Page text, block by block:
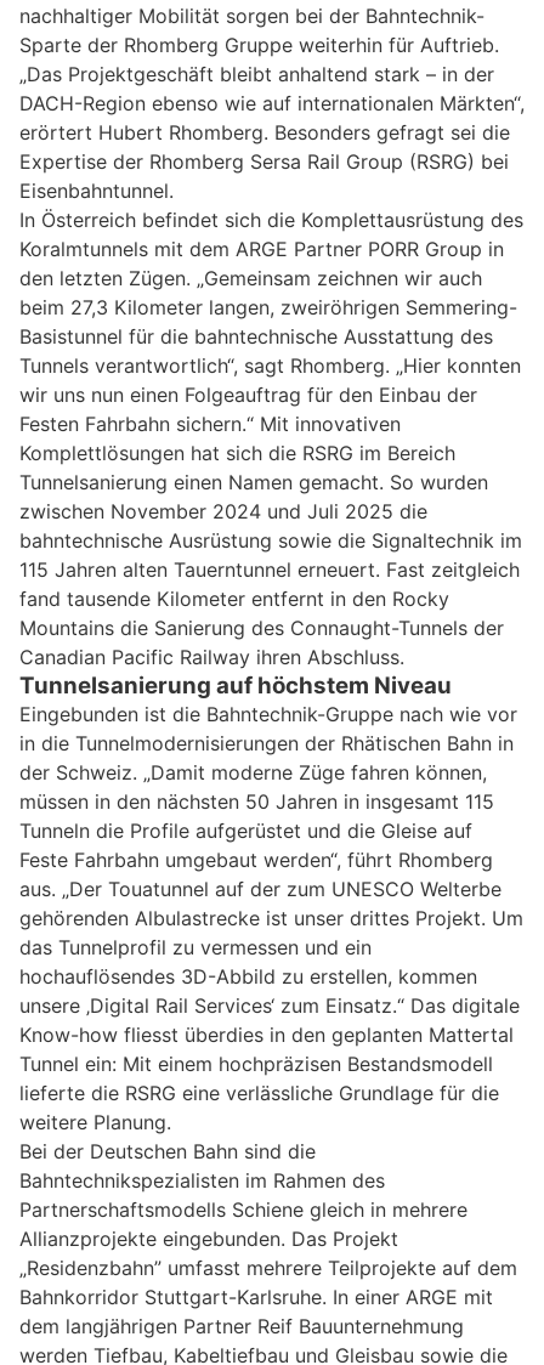
nachhaltiger Mobilität sorgen bei der Bahntechnik-
Sparte der Rhomberg Gruppe weiterhin für Auftrieb.
„Das Projektgeschäft bleibt anhaltend stark – in der
DACH-Region ebenso wie auf internationalen Märkten“,
erörtert Hubert Rhomberg. Besonders gefragt sei die
Expertise der Rhomberg Sersa Rail Group (RSRG) bei
Eisenbahntunnel.
In Österreich befindet sich die Komplettausrüstung des
Koralmtunnels mit dem ARGE Partner PORR Group in
den letzten Zügen. „Gemeinsam zeichnen wir auch
beim 27,3 Kilometer langen, zweiröhrigen Semmering-
Basistunnel für die bahntechnische Ausstattung des
Tunnels verantwortlich“, sagt Rhomberg. „Hier konnten
wir uns nun einen Folgeauftrag für den Einbau der
Festen Fahrbahn sichern.“ Mit innovativen
Komplettlösungen hat sich die RSRG im Bereich
Tunnelsanierung einen Namen gemacht. So wurden
zwischen November 2024 und Juli 2025 die
bahntechnische Ausrüstung sowie die Signaltechnik im
115 Jahren alten Tauerntunnel erneuert. Fast zeitgleich
fand tausende Kilometer entfernt in den Rocky
Mountains die Sanierung des Connaught-Tunnels der
Canadian Pacific Railway ihren Abschluss.
Tunnelsanierung auf höchstem Niveau
Eingebunden ist die Bahntechnik-Gruppe nach wie vor
in die Tunnelmodernisierungen der Rhätischen Bahn in
der Schweiz. „Damit moderne Züge fahren können,
müssen in den nächsten 50 Jahren in insgesamt 115
Tunneln die Profile aufgerüstet und die Gleise auf
Feste Fahrbahn umgebaut werden“, führt Rhomberg
aus. „Der Touatunnel auf der zum UNESCO Welterbe
gehörenden Albulastrecke ist unser drittes Projekt. Um
das Tunnelprofil zu vermessen und ein
hochauflösendes 3D-Abbild zu erstellen, kommen
unsere ‚Digital Rail Services‘ zum Einsatz.“ Das digitale
Know-how fliesst überdies in den geplanten Mattertal
Tunnel ein: Mit einem hochpräzisen Bestandsmodell
lieferte die RSRG eine verlässliche Grundlage für die
weitere Planung.
Bei der Deutschen Bahn sind die
Bahntechnikspezialisten im Rahmen des
Partnerschaftsmodells Schiene gleich in mehrere
Allianzprojekte eingebunden. Das Projekt
„Residenzbahn” umfasst mehrere Teilprojekte auf dem
Bahnkorridor Stuttgart-Karlsruhe. In einer ARGE mit
dem langjährigen Partner Reif Bauunternehmung
werden Tiefbau, Kabeltiefbau und Gleisbau sowie die